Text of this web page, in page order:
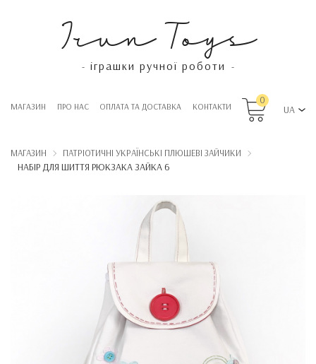
Irun Toys
- іграшки ручної роботи -
МАГАЗИН ПРО НАС OПЛАТА ТА ДОСТАВКА КОНТАКТИ
0
UA
МАГАЗИН ПАТРІОТИЧНІ УКРАЇНСЬКІ ПЛЮШЕВІ ЗАЙЧИКИ
НАБІР ДЛЯ ШИТТЯ РЮКЗАКА ЗАЙКА 6